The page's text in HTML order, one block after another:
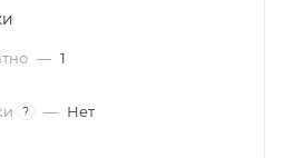
— 1
? — Нет